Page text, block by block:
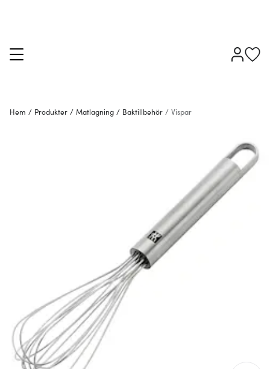
Hem / Produkter / Matlagning / Baktillbehör / Vispar